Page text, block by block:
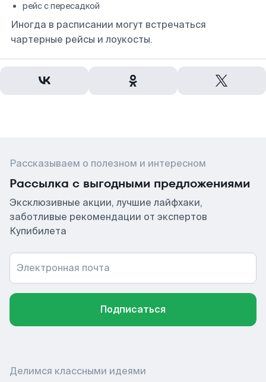
рейс с пересадкой
Иногда в расписании могут встречаться
чартерные рейсы и лоукосты.
Рассказываем о полезном и интересном
Рассылка с выгодными предложениями
Эксклюзивные акции, лучшие лайфхаки,
заботливые рекомендации от экспертов
Купибилета
Электронная почта
Подписаться
Делимся классными идеями